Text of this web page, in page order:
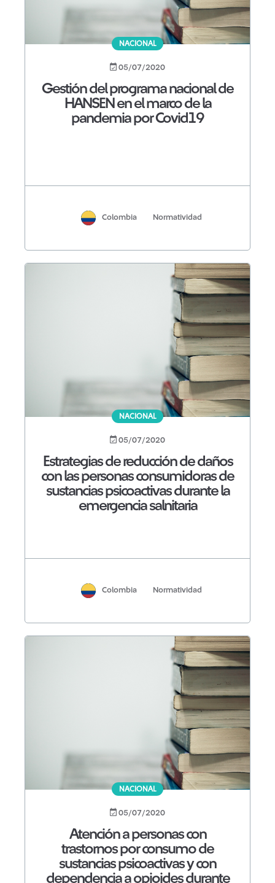
NACIONAL
05/07/2020
Gestión del programa nacional de
HANSEN en el marco de la
pandemia por Covid19
Colombia Normatividad
NACIONAL
05/07/2020
Estrategias de reducción de daños
con las personas consumidoras de
sustancias psicoactivas durante la
emergencia salnitaria
Colombia Normatividad
NACIONAL
05/07/2020
Atención a personas con
trastornos por consumo de
sustancias psicoactivas y con
dependencia a opioides durante